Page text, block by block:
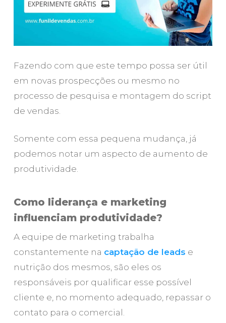
Fazendo com que este tempo possa ser útil
em novas prospecções ou mesmo no
processo de pesquisa e montagem do script
de vendas.
Somente com essa pequena mudança, já
podemos notar um aspecto de aumento de
produtividade.
Como liderança e marketing
influenciam produtividade?
A equipe de marketing trabalha
constantemente na captação de leads e
nutrição dos mesmos, são eles os
responsáveis por qualificar esse possível
cliente e, no momento adequado, repassar o
contato para o comercial.